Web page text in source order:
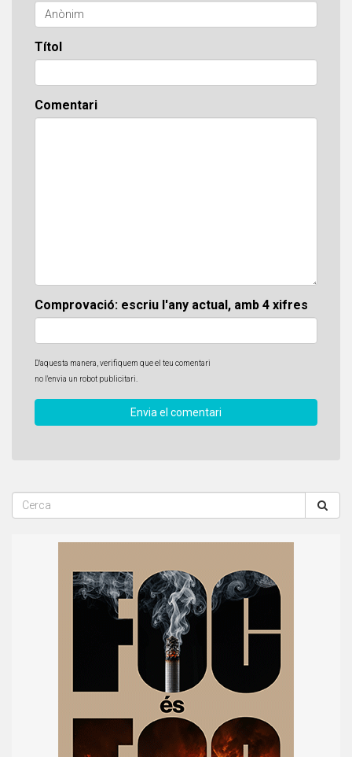
Títol
Comentari
Comprovació: escriu l'any actual, amb 4 xifres
D'aquesta manera, verifiquem que el teu comentari
no l'envia un robot publicitari.